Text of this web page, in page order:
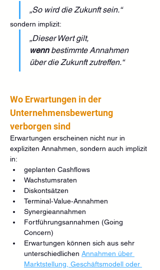
„So wird die Zukunft sein.“
sondern implizit:
„Dieser Wert gilt,
wenn bestimmte Annahmen
über die Zukunft zutreffen.“
Wo Erwartungen in der
Unternehmensbewertung
verborgen sind
Erwartungen erscheinen nicht nur in
expliziten Annahmen, sondern auch implizit
in:
geplanten Cashflows
Wachstumsraten
Diskontsätzen
Terminal‑Value‑Annahmen
Synergieannahmen
Fortführungsannahmen (Going
Concern)
Erwartungen können sich aus sehr
unterschiedlichen Annahmen über
Marktstellung, Geschäftsmodell oder